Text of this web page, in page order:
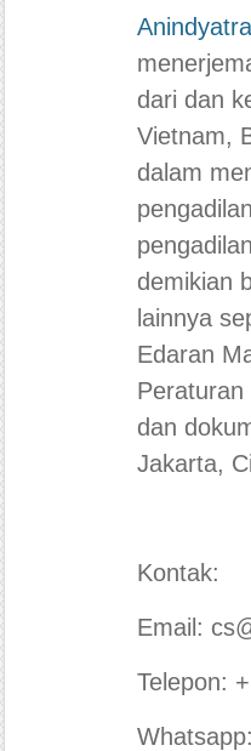
Anindyatra
dari dan
Vietnam,
dalam
demikian
lainnya
Edaran
dan
Jakarta,
Kontak:
Email:
Telepon: